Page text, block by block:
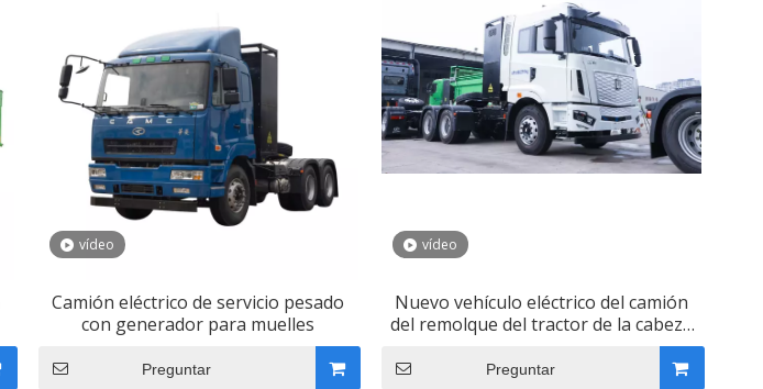
vídeo
Camión eléctrico de servicio pesado
con generador para muelles
Preguntar
vídeo
Nuevo vehículo eléctrico del camión
del remolque del tractor de la cabeza
Preguntar